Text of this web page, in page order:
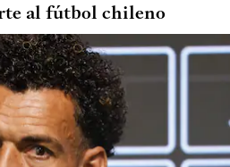
al fútbol chileno